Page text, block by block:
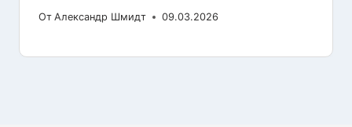
От Александр Шмидт 09.03.2026